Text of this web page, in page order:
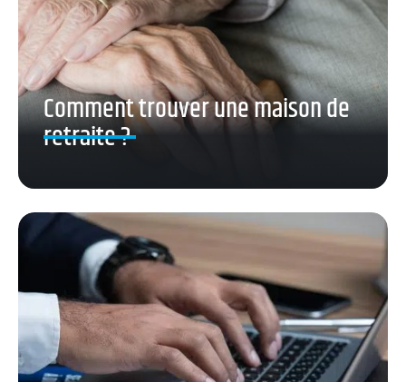
Comment trouver une maison de
retraite ?